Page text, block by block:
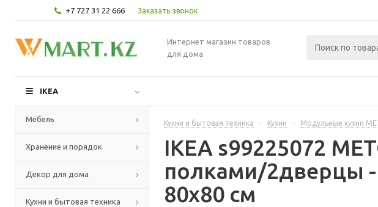
+7 727 31 22 666 Заказать звонок
Интернет магазин товаров
для дома
IKEA
Мебель
Хранение и порядок
Декор для дома
Кухни и бытовая техника
Кухни и бытовая техника - Кухни - Модульные кухни
IKEA s99225072
полками/2дверцы
80x80 см